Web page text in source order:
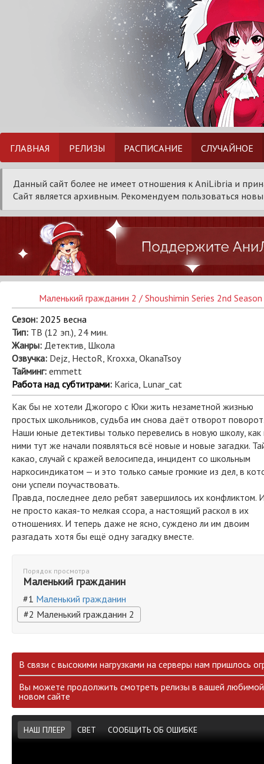
ГЛАВНАЯ РЕЛИЗЫ РАСПИСАНИЕ СЛУЧАЙНОЕ
Данный сайт более не имеет отношения к AniLibria и
Сайт является архивным. Рекомендуем пользоваться
Маленький гражданин 2 / Shoushimin Series 2nd Season
Сезон: 2025 весна
Тип: ТВ (12 эп.), 24 мин.
Жанры: Детектив, Школа
Озвучка: Dejz, HectoR, Kroxxa, OkanaTsoy
Тайминг: emmett
Работа над субтитрами: Karica, Lunar_cat
Как бы не хотели Джогоро с Юки жить незаметной жизнью
простых школьников, судьба им снова даёт отворот
Наши юные детективы только перевелись в новую школу, как
ними тут же начали появляться всё новые и новые загадки.
какао, случай с кражей велосипеда, инцидент со школьным
наркосиндикатом — и это только самые громкие из дел, в
они успели поучаствовать.
Правда, последнее дело ребят завершилось их конфликтом.
не просто какая-то мелкая ссора, а настоящий раскол в их
отношениях. И теперь даже не ясно, суждено ли им двоим
разгадать хотя бы ещё одну загадку вместе.
Порядок просмотра
Маленький гражданин
#1 Маленький гражданин
#2 Маленький гражданин 2
В связи с высокими нагрузками на серверы нам пришлось
Вы можете продолжить смотреть релизы в вашей
новом сайте
НАШ ПЛЕЕР СВЕТ СООБЩИТЬ ОБ ОШИБКЕ